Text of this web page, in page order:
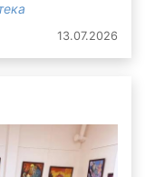
13.07.2026